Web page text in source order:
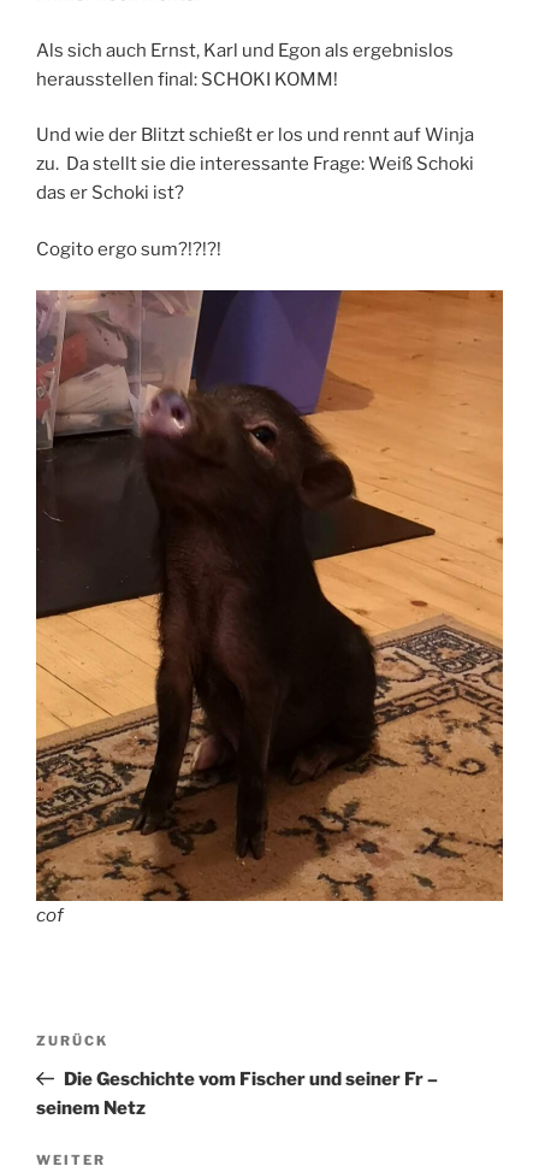
Als sich auch Ernst, Karl und Egon als ergebnislos
herausstellen final: SCHOKI KOMM!
Und wie der Blitzt schießt er los und rennt auf Winja
zu. Da stellt sie die interessante Frage: Weiß Schoki
das er Schoki ist?
Cogito ergo sum?!?!?!
cof
Beitragsnavigation
Vorheriger
Beitrag
ZURÜCK
Die Geschichte vom Fischer und seiner Fr –
seinem Netz
Nächster
WEITER